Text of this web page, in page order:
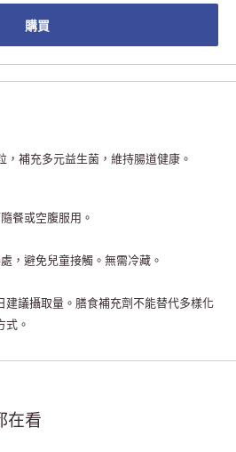
購買
補充多元益生菌，維持腸道健康。
餐或空腹服用。
，避免兒童接觸。無需冷藏。
議攝取量。膳食補充劑不能替代多樣化
式。
在看